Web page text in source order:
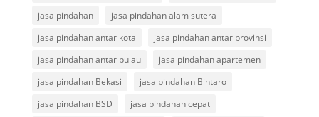
jasa pindahan
jasa pindahan alam sutera
jasa pindahan antar kota
jasa pindahan antar provinsi
jasa pindahan antar pulau
jasa pindahan apartemen
jasa pindahan Bekasi
jasa pindahan Bintaro
jasa pindahan BSD
jasa pindahan cepat